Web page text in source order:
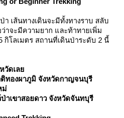
า เส้นทางเดินจะมีทั้งทางราบ สลับ
าจะมีความยาก และท้าทายเพิ่ม
กิโลเมตร สถานที่เดินป่าระดับ 2 นี้
หวัดเล
ติทองผาภูมิ จังหวัดกาญจนบุรี
ม่
าเขาสอยดาว จังหวัดจันทบุรี